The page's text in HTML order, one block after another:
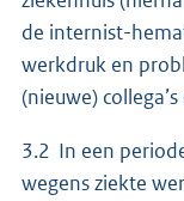
de internist-
werkdruk en
(nieuwe)
3.2 In een
wegens ziekte